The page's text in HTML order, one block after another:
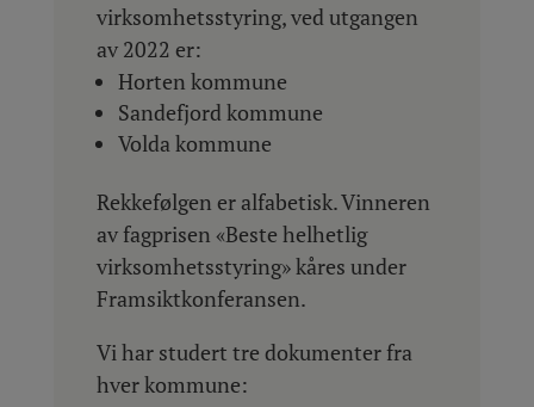
virksomhetsstyring, ved utgangen
av 2022 er:
Horten kommune
Sandefjord kommune
Volda kommune
Rekkefølgen er alfabetisk. Vinneren
av fagprisen «Beste helhetlig
virksomhetsstyring» kåres under
Framsiktkonferansen.
Vi har studert tre dokumenter fra
hver kommune: